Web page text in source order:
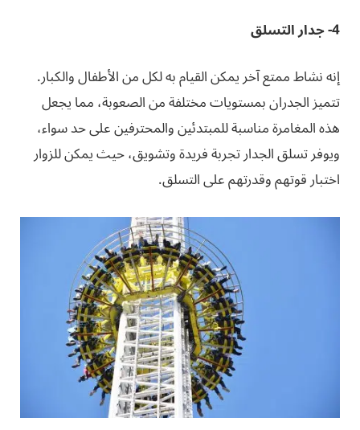
4- جدار التسلق
إنه نشاط ممتع آخر يمكن القيام به لكل من الأطفال والكبار.
تتميز الجدران بمستويات مختلفة من الصعوبة، مما يجعل
هذه المغامرة مناسبة للمبتدئين والمحترفين على حد سواء،
ويوفر تسلق الجدار تجربة فريدة وتشويق، حيث يمكن للزوار
اختبار قوتهم وقدرتهم على التسلق.